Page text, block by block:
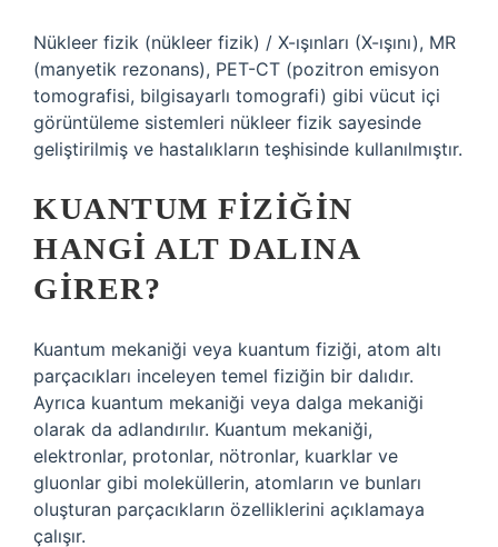
Nükleer fizik (nükleer fizik) / X-ışınları (X-ışını), MR
(manyetik rezonans), PET-CT (pozitron emisyon
tomografisi, bilgisayarlı tomografi) gibi vücut içi
görüntüleme sistemleri nükleer fizik sayesinde
geliştirilmiş ve hastalıkların teşhisinde kullanılmıştır.
KUANTUM FIZIĞIN
HANGI ALT DALINA
GIRER?
Kuantum mekaniği veya kuantum fiziği, atom altı
parçacıkları inceleyen temel fiziğin bir dalıdır.
Ayrıca kuantum mekaniği veya dalga mekaniği
olarak da adlandırılır. Kuantum mekaniği,
elektronlar, protonlar, nötronlar, kuarklar ve
gluonlar gibi moleküllerin, atomların ve bunları
oluşturan parçacıkların özelliklerini açıklamaya
çalışır.